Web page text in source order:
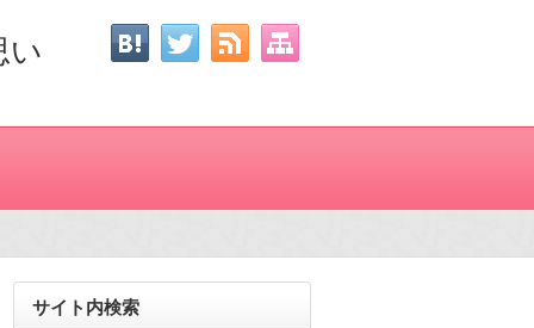
い
サイト内検索